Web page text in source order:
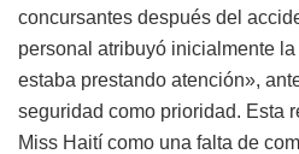
concursantes después del
personal atribuyó inicialmente
estaba prestando atención»,
seguridad como prioridad. Esta
Miss Haití como una falta de